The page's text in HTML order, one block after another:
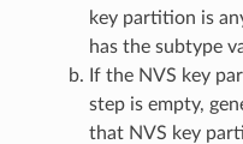
key partition is
has the subtype
If the NVS key
step is empty,
that NVS key